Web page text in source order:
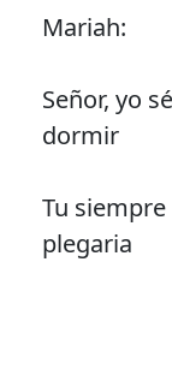
Mariah:
Señor, yo
dormir
Tu
plegaria